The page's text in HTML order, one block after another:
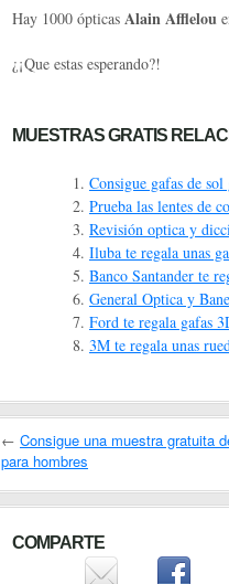
Hay 1000 ópticas Alain Afflelou
¿¡Que estas esperando?!
MUESTRAS GRATIS
Consigue gafas de
Prueba las lentes de
Revisión optica y
Iluba te regala unas
Banco Santander te
General Optica y
Ford te regala gafas
3M te regala unas
← Consigue una muestra gratuita
para hombres
COMPARTE